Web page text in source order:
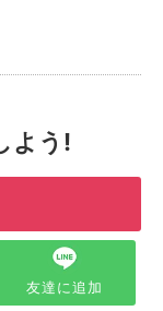
よう!
友達に追加